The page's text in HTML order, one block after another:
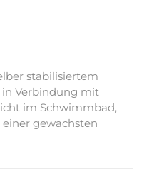
stabilisiertem
Verbindung mit
im Schwimmbad,
einer gewachsten